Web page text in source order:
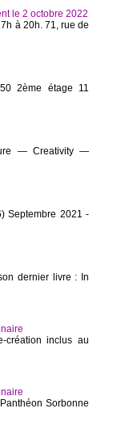
le 2 octobre 2022
à 20h. 71, rue de
2ème étage 11
— Creativity —
Septembre 2021 -
dernier livre : In
création inclus au
Sorbonne